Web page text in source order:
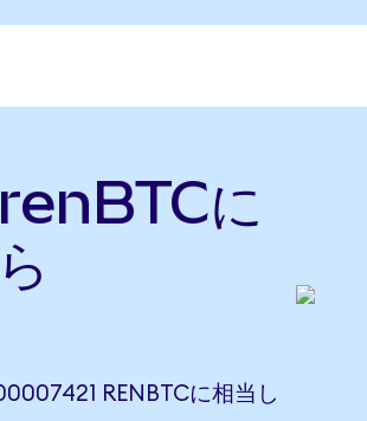
に
RENBTCに相当し